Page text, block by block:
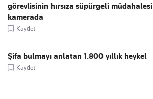
görevlisinin hırsıza süpürgeli müdahalesi
kamerada
Kaydet
Şifa bulmayı anlatan 1.800 yıllık heykel
Kaydet